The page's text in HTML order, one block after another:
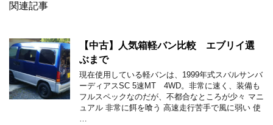
関連記事
【中古】人気箱軽バン比較 エブリイ選
ぶまで
現在使用している軽バンは、1999年式スバルサンバ
ーディアスSC 5速MT 4WD。非常に速く、装備も
フルスペックなのだが、不都合なところが少々 マニ
ュアル 非常に餌を喰う 高速走行苦手で風に弱い 使
…